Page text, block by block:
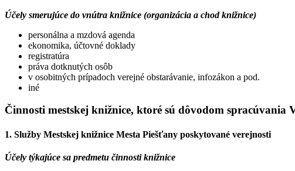
Účely smerujúce do vnútra knižnice (organizácia a chod knižnice)
personálna a mzdová agenda
ekonomika, účtovné doklady
registratúra
práva dotknutých osôb
v osobitných prípadoch verejné obstarávanie, infozákon a pod.
iné
Činnosti mestskej knižnice, ktoré sú dôvodom spracúvania
1. Služby Mestskej knižnice Mesta Piešťany poskytované verejnosti
Účely týkajúce sa predmetu činnosti knižnice